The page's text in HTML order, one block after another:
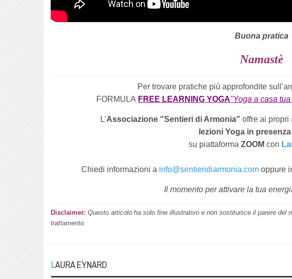
Buona pratica
Namastè
Per trovare pratiche più approfondite
FORMULA FREE LEARNING YOGA"Yoga a casa
L'Associazione "Sentieri di Armonia" offre ai propri
lezioni Yoga in
su piattaforma ZOOM con
Chiedi informazioni a info@sentieridiarmonia.com oppure
Il momento per attivare la tua
Disclaimer: Questo articolo ha solo fine illustrativo e non sostituisce il parere del
trattamento.
LAURA EYNARD